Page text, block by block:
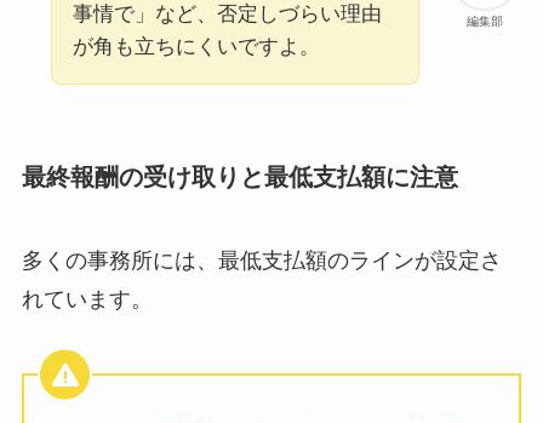
編集部
事情で」など、否定しづらい理由
が角も立ちにくいですよ。
最終報酬の受け取りと最低支払額に注意
多くの事務所には、最低支払額のラインが設定さ
れています。